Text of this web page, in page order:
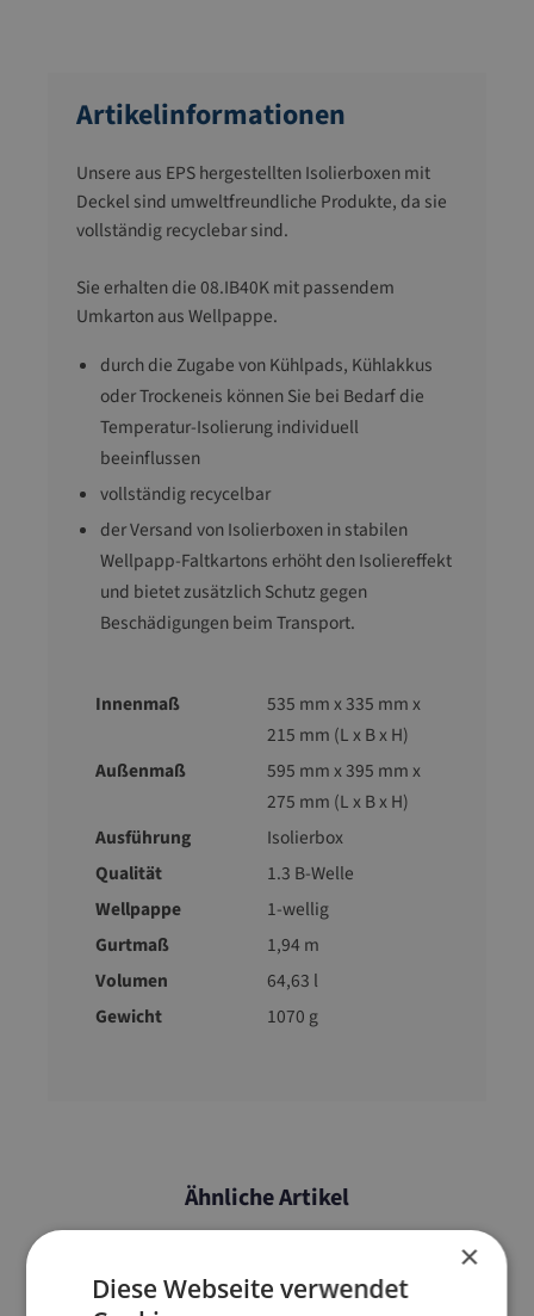
Artikelinformationen
Unsere aus EPS hergestellten Isolierboxen mit
Deckel sind umweltfreundliche Produkte, da sie
vollständig recyclebar sind.
Sie erhalten die 08.IB40K mit passendem
Umkarton aus Wellpappe.
durch die Zugabe von Kühlpads, Kühlakkus
oder Trockeneis können Sie bei Bedarf die
Temperatur-Isolierung individuell
beeinflussen
vollständig recycelbar
der Versand von Isolierboxen in stabilen
Wellpapp-Faltkartons erhöht den Isoliereffekt
und bietet zusätzlich Schutz gegen
Beschädigungen beim Transport.
Innenmaß
535 mm x 335 mm x
215 mm (L x B x H)
Außenmaß
595 mm x 395 mm x
275 mm (L x B x H)
Ausführung
Isolierbox
Qualität
1.3 B-Welle
Wellpappe
1-wellig
Gurtmaß
1,94 m
Volumen
64,63 l
Gewicht
1070 g
Ähnliche Artikel
×
Diese Webseite verwendet